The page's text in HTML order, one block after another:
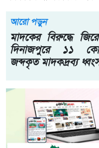
আরো পড়ুন
মাদকের বিরুদ্ধে
দিনাজপুরে ১১
জব্দকৃত মাদকদ্রব্য